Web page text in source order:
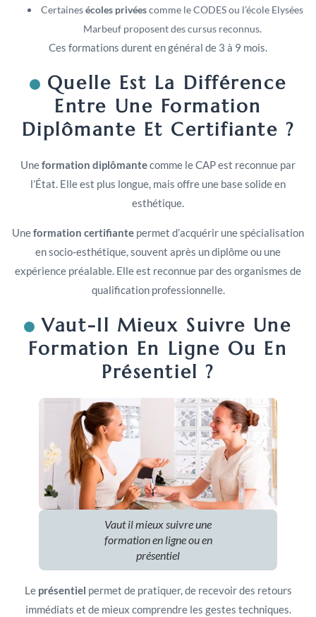
Certainesécoles privéescomme le CODES ou l’école Elysées
Marbeuf proposent des cursus reconnus.
Ces formations durent en général de 3 à 9 mois.
Quelle Est La Différence
Entre Une Formation
Diplômante Et Certifiante ?
Uneformation diplômantecomme le CAP est reconnue par
l’État. Elle est plus longue, mais offre une base solide en
esthétique.
Uneformation certifiante permet d’acquérir une spécialisation
en socio-esthétique, souvent après un diplôme ou une
expérience préalable. Elle est reconnue par des organismes de
qualification professionnelle.
Vaut-Il Mieux Suivre Une
Formation En Ligne Ou En
Présentiel ?
Vaut il mieux suivre une
formation en ligne ou en
présentiel
Le présentiel permet de pratiquer, de recevoir des retours
immédiats et de mieux comprendre les gestes techniques.